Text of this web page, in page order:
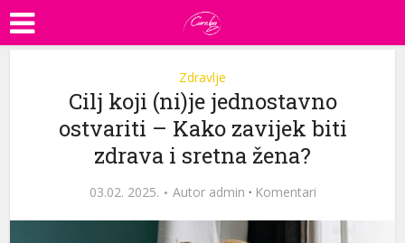
Zdravlje
Cilj koji (ni)je jednostavno
ostvariti – Kako zavijek biti
zdrava i sretna žena?
03.02. 2025. Autor admin · Komentari